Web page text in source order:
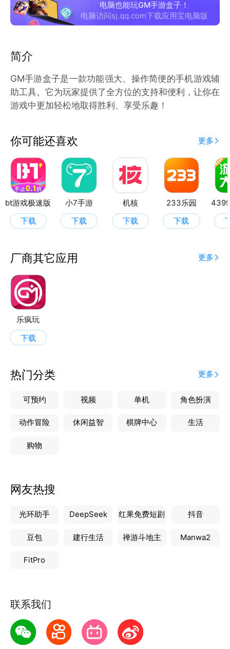
电脑也能玩GM手游盒子！
电脑访问sj.qq.com下载应用宝电脑版
简介
GM手游盒子是一款功能强大、操作简便的手机游戏辅
助工具。它为玩家提供了全方位的支持和便利，让你在
游戏中更加轻松地取得胜利、享受乐趣！
你可能还喜欢 更多
bt游戏极速版
下载
小7手游
下载
机核
下载
233乐园
下载
厂商其它应用 更多
乐疯玩
下载
热门分类 更多
可预约 视频 单机 角色扮演
动作冒险 休闲益智 棋牌中心 生活
购物
网友热搜
光环助手 DeepSeek 红果免费短剧 抖音
豆包 建行生活 禅游斗地主 Manwa2
FitPro
联系我们